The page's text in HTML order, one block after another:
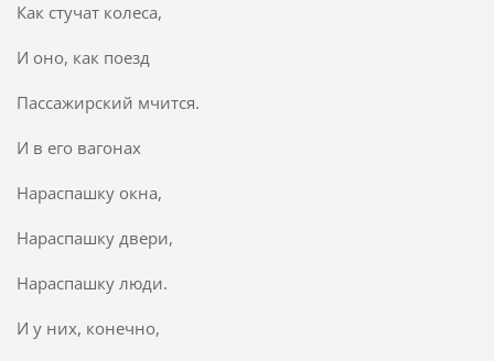
Как стучат колеса,
И оно, как поезд
Пассажирский мчится.
И в его вагонах
Нараспашку окна,
Нараспашку двери,
Нараспашку люди.
И у них, конечно,